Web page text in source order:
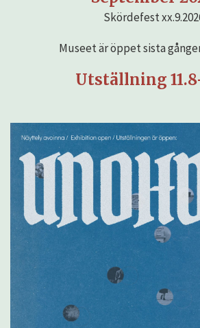
Skördefest
Museet är öppet sista
Utställning